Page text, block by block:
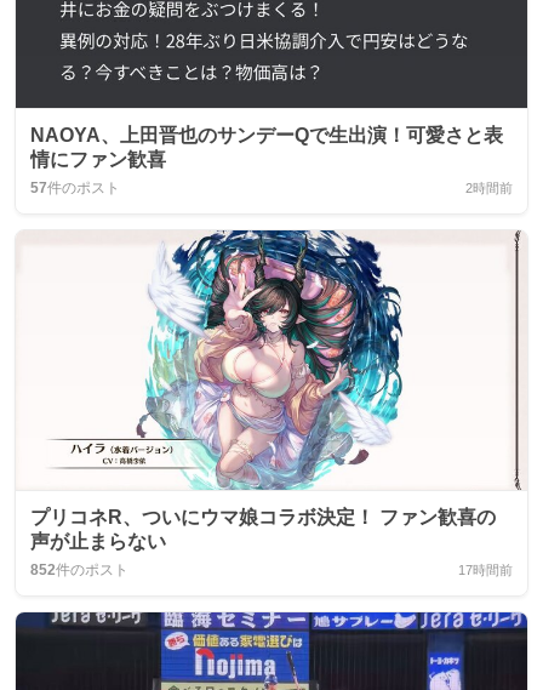
NAOYA、上田晋也のサンデーQで生出演！可愛さと表
情にファン歓喜
57件のポスト 2時間前
プリコネR、ついにウマ娘コラボ決定！ ファン歓喜の
声が止まらない
852件のポスト 17時間前